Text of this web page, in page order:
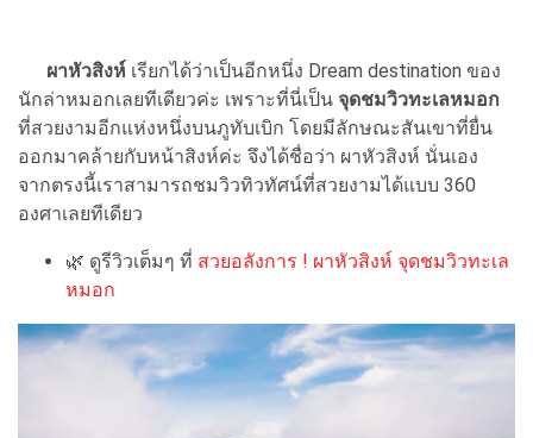
ผาหัวสิงห์ เรียกได้ว่าเป็นอีกหนึ่ง Dream destination ของ
นักล่าหมอกเลยทีเดียวค่ะ เพราะที่นี่เป็น จุดชมวิวทะเลหมอก
ที่สวยงามอีกแห่งหนึ่งบนภูทับเบิก โดยมีลักษณะสันเขาที่ยื่น
ออกมาคล้ายกับหน้าสิงห์ค่ะ จึงได้ชื่อว่า ผาหัวสิงห์ นั่นเอง
จากตรงนี้เราสามารถชมวิวทิวทัศน์ที่สวยงามได้แบบ 360
องศาเลยทีเดียว
🌿 ดูรีวิวเต็มๆ ที่ สวยอลังการ ! ผาหัวสิงห์ จุดชมวิวทะเล
หมอก